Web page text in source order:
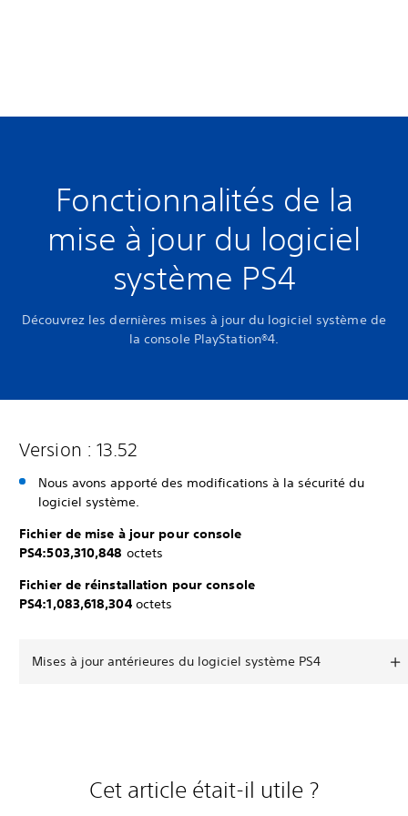
Fonctionnalités de la
mise à jour du logiciel
système PS4
Découvrez les dernières mises à jour du logiciel système de
la console PlayStation®4.
Version : 13.52
Nous avons apporté des modifications à la sécurité du
logiciel système.
Fichier de mise à jour pour console
PS4:503,310,848 octets
Fichier de réinstallation pour console
PS4:1,083,618,304octets
Mises à jour antérieures du logiciel système PS4
Cet article était-il utile ?